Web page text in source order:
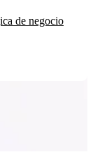
de negocio